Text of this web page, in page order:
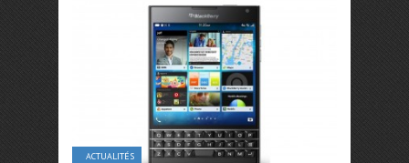
ACTUALITÉS